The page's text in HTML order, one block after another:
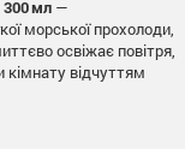
300 мл —
морської прохолоди,
освіжає повітря,
відчуттям